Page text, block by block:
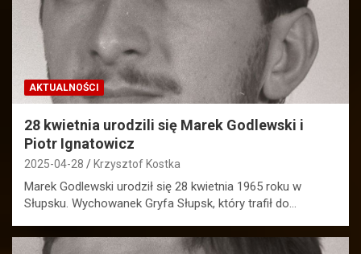
AKTUALNOŚCI
28 kwietnia urodzili się Marek Godlewski i
Piotr Ignatowicz
2025-04-28 Krzysztof Kostka
Marek Godlewski urodził się 28 kwietnia 1965 roku w
Słupsku. Wychowanek Gryfa Słupsk, który trafił do…